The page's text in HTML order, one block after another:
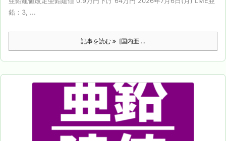
鉛：3, ...
記事を読む [国内亜 ...